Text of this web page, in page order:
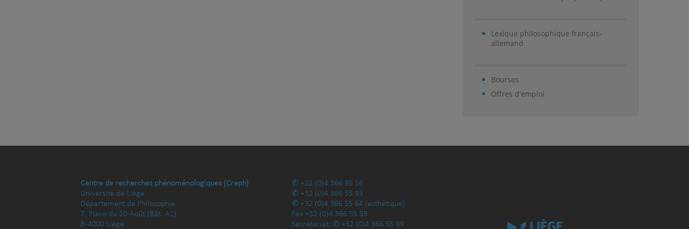
Lexique philosophique français-
allemand
Bourses
Offres d'emploi
Centre de recherches phénoménologiques (Creph)
Université de Liège
Département de Philosophie
7, Place du 20-Août (Bât. A1)
B-4000 Liège
+32 (0)4 366 95 16
+32 (0)4 366 55 93
+32 (0)4 366 55 64 (esthétique)
Fax +32 (0)4 366 55 59
Secrétariat:
+32 (0)4 366 55 99